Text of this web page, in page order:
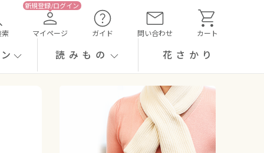
索 マイページ ガイド 問い合わせ カート
読みもの 花さかり